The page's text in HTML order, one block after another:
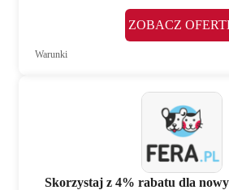
ZOBACZ
Warunki
Skorzystaj z 4% rabatu dla